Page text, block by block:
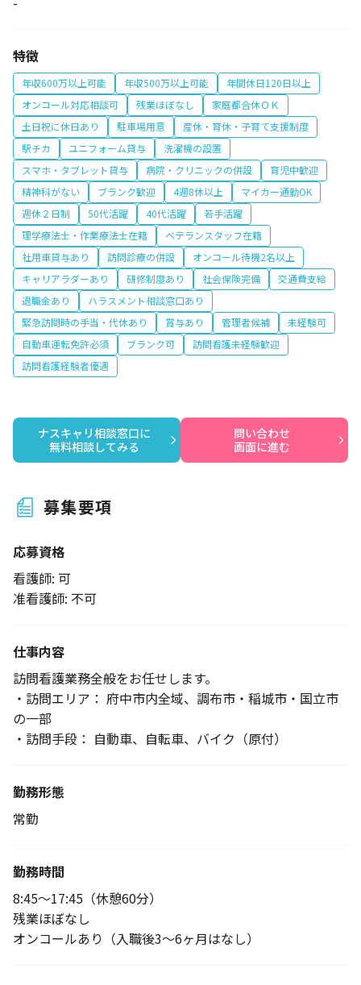
特徴
年収600万以上可能 年収500万以上可能
年間休日120日以上
オンコール対応相談可
残業ほぼなし
家庭都合休ＯＫ
土日祝に休日あり
駐車場用意
産休・育休・子育て支援制度
駅チカ
ユニフォーム貸与
洗濯機の設置
スマホ・タブレット貸与
病院・クリニックの併設
育児中歓迎
精神科がない
ブランク歓迎 4週8休以上
マイカー通勤OK
週休２日制
50代活躍 40代活躍
若手活躍
理学療法士・作業療法士在籍
ベテランスタッフ在籍
社用車貸与あり
訪問診療の併設
オンコール待機2名以上
キャリアラダーあり
研修制度あり 社会保険完備
交通費支給
退職金あり
ハラスメント相談窓口あり
緊急訪問時の手当・代休あり
賞与あり 管理者候補
未経験可
自動車運転免許必須
ブランク可
訪問看護未経験歓迎
訪問看護経験者優遇
ナスキャリ相談窓口に
無料相談してみる
問い合わせ
画面に進む
募集要項
応募資格
看護師: 可
准看護師: 不可
仕事内容
訪問看護業務全般をお任せします。
・訪問エリア： 府中市内全域、調布市・稲城市・国立市
の一部
・訪問手段： 自動車、自転車、バイク（原付）
勤務形態
常勤
勤務時間
8:45～17:45（休憩60分）
残業ほぼなし
オンコールあり（入職後3～6ヶ月はなし）